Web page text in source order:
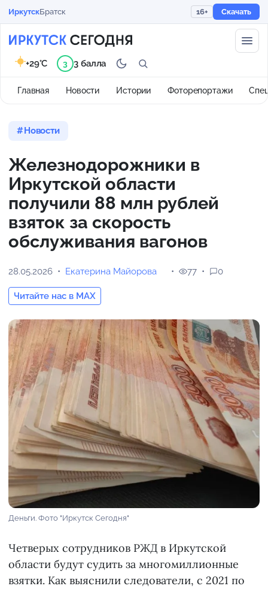
ИркутскБратск 16+ Скачать
Главная Новости Истории Фоторепортажи
+29°C 3 3 балла
Новости
Железнодорожники в
Иркутской области
получили 88 млн рублей
взяток за скорость
обслуживания вагонов
28.05.2026 Екатерина Майорова
Читайте нас в MAX
77 0
Деньги. Фото "Иркутск Сегодня"
Четверых сотрудников РЖД в Иркутской
области будут судить за многомиллионные
взятки. Как выяснили следователи, с 2021 по